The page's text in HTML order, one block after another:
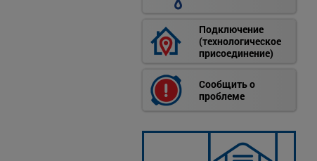
Подключение
(технологическое
присоединение)
Сообщить о
проблеме